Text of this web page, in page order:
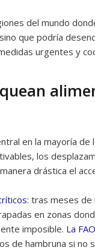
del mundo
que podría
urgentes y
en la mayoría de
los
drástica el
: tras meses de
en zonas
imposible. La
de hambruna si no